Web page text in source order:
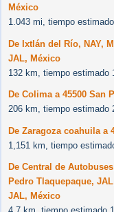
México
1.043 mi, tiempo
De Ixtlán del Río, NAY,
JAL, México
132 km, tiempo estimado
De Colima a 45500 San
206 km, tiempo estimado
De Zaragoza coahuila a
1,151 km, tiempo
De Central de
Pedro Tlaquepaque,
JAL, México